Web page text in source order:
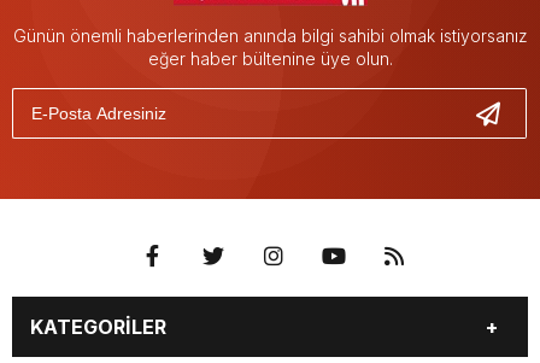
Günün önemli haberlerinden anında bilgi sahibi olmak istiyorsanız
eğer haber bültenine üye olun.
KATEGORİLER